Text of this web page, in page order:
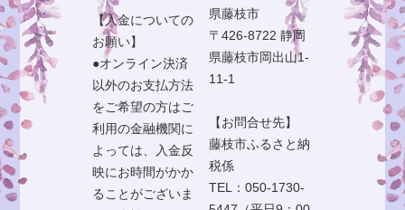
【入金についての
お願い】
●オンライン決済
以外のお支払方法
をご希望の方はご
利用の金融機関に
よっては、入金反
映にお時間がかか
ることがございま
県藤枝市
〒426-8722 静岡
県藤枝市岡出山1-
11-1
【お問合せ先】
藤枝市ふるさと納
税係
TEL：050-1730-